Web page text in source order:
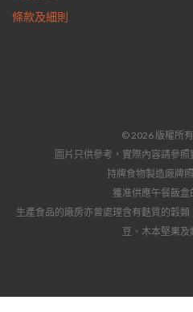
條款及細則
© 2026 版權所有
圖片只供參考，實際內容請參
持牌食物製造廠牌
獲准供應午餐飯盒
生產食品的廠房亦曾處理含有麩質的穀
豆、木本堅果及